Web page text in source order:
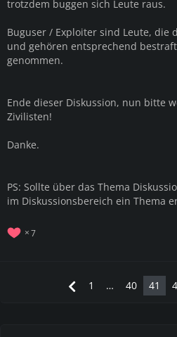
trotzdem buggen sich Leute raus.
Buguser / Exploiter sind Leute, die
und gehören entsprechend
genommen.
Ende dieser Diskussion, nun bitte
Zivilisten!
Danke.
PS: Sollte über das Thema
im Diskussionsbereich ein Thema
7
1 … 40 41